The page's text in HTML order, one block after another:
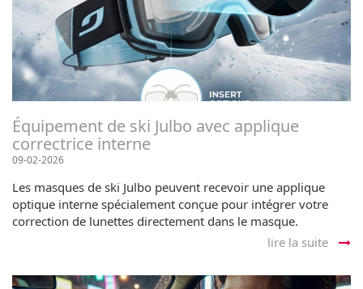
Équipement de ski Julbo avec applique
correctrice interne
09-02-2026
Les masques de ski Julbo peuvent recevoir une applique
optique interne spécialement conçue pour intégrer votre
correction de lunettes directement dans le masque.
lire la suite